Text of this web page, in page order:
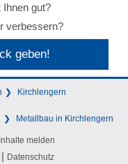
Ihnen gut?
verbessern?
geben!
Kirchlengern
Metallbau in Kirchlengern
Inhalte melden
| Datenschutz